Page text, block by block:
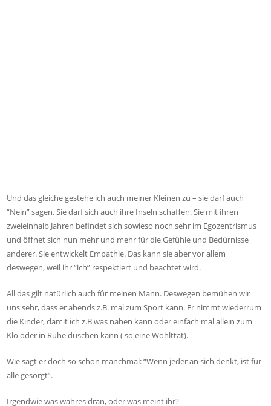
Und das gleiche gestehe ich auch meiner Kleinen zu – sie darf auch
“Nein” sagen. Sie darf sich auch ihre Inseln schaffen. Sie mit ihren
zweieinhalb Jahren befindet sich sowieso noch sehr im Egozentrismus
und öffnet sich nun mehr und mehr für die Gefühle und Bedürnisse
anderer. Sie entwickelt Empathie. Das kann sie aber vor allem
deswegen, weil ihr “ich” respektiert und beachtet wird.
All das gilt natürlich auch fûr meinen Mann. Deswegen bemühen wir
uns sehr, dass er abends z.B. mal zum Sport kann. Er nimmt wiederrum
die Kinder, damit ich z.B was nähen kann oder einfach mal allein zum
Klo oder in Ruhe duschen kann ( so eine Wohlttat).
Wie sagt er doch so schön manchmal: “Wenn jeder an sich denkt, ist für
alle gesorgt”.
Irgendwie was wahres dran, oder was meint ihr?